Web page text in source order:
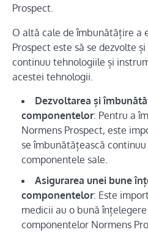
Prospect.
O altă cale de îmbunătățire a
Prospect este să se dezvolte
continuu tehnologiile și
acestei tehnologii.
Dezvoltarea și
componentelor: Pentru a
Normens Prospect, este
se îmbunătățească
componentele sale.
Asigurarea unei bune
componentelor: Este
medicii au o bună
componentelor Normens